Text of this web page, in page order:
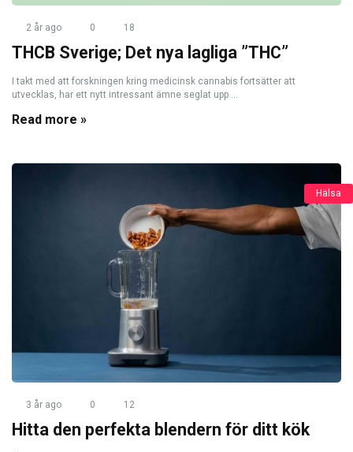
2 år ago 0 18
THCB Sverige; Det nya lagliga ”THC”
I takt med att forskningen kring medicinsk cannabis fortsätter att
utvecklas, har ett nytt intressant ämne seglat upp ...
Read more »
Hälsa
3 år ago 0 12
Hitta den perfekta blendern för ditt kök